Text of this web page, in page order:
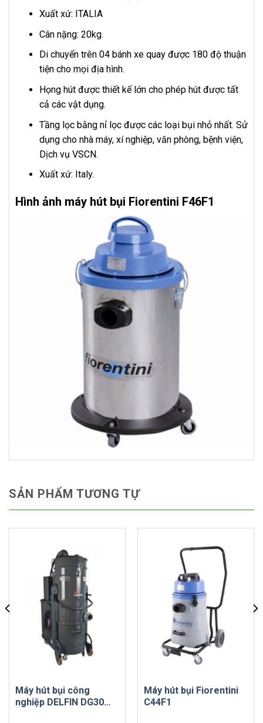
Xuất xứ: ITALIA
Cân nặng: 20kg.
Di chuyển trên 04 bánh xe quay được 180 độ thuận
tiện cho mọi địa hình.
Họng hút được thiết kế lớn cho phép hút được tất
cả các vật dụng.
Tầng lọc bằng nỉ lọc được các loại bụi nhỏ nhất. Sử
dụng cho nhà máy, xí nghiệp, văn phòng, bệnh viện,
Dịch vụ VSCN.
Xuất xứ: Italy.
Hình ảnh máy hút bụi Fiorentini F46F1
SẢN PHẨM TƯƠNG TỰ
Máy hút bụi công
nghiệp DELFIN DG30
Máy hút bụi Fiorentini
C44F1